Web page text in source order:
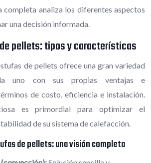
completa analiza los diferentes aspectos
una decisión informada.
pellets: tipos y características
de pellets ofrece una gran variedad
uno con sus propias ventajas e
de costo, eficiencia e instalación.
es primordial para optimizar el
de su sistema de calefacción.
de pellets: una visión completa